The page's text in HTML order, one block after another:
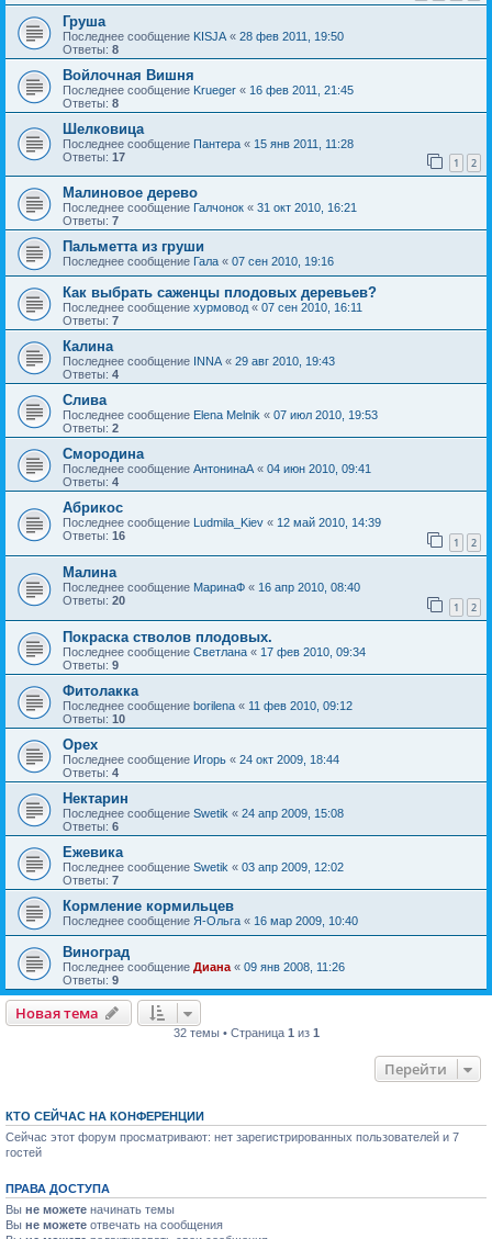
Груша
Последнее сообщение KISJA « 28 фев 2011, 19:50
Ответы: 8
Войлочная Вишня
Последнее сообщение Krueger « 16 фев 2011, 21:45
Ответы: 8
Шелковица
Последнее сообщение Пантера « 15 янв 2011, 11:28
Ответы: 17 1 2
Малиновое дерево
Последнее сообщение Галчонок « 31 окт 2010, 16:21
Ответы: 7
Пальметта из груши
Последнее сообщение Гала « 07 сен 2010, 19:16
Как выбрать саженцы плодовых деревьев?
Последнее сообщение хурмовод« 07 сен 2010, 16:11
Ответы: 7
Калина
Последнее сообщение INNA« 29 авг 2010, 19:43
Ответы: 4
Слива
Последнее сообщение Elena Melnik « 07 июл 2010, 19:53
Ответы: 2
Смородина
Последнее сообщение АнтонинаА« 04 июн 2010, 09:41
Ответы: 4
Абрикос
Последнее сообщение Ludmila_Kiev « 12 май 2010, 14:39
Ответы: 16 1 2
Малина
Последнее сообщение МаринаФ « 16 апр 2010, 08:40
Ответы: 20 1 2
Покраска стволов плодовых.
Последнее сообщение Светлана « 17 фев 2010, 09:34
Ответы: 9
Фитолакка
Последнее сообщение borilena « 11 фев 2010, 09:12
Ответы: 10
Орех
Последнее сообщение Игорь « 24 окт 2009, 18:44
Ответы: 4
Нектарин
Последнее сообщение Swetik « 24 апр 2009, 15:08
Ответы: 6
Ежевика
Последнее сообщение Swetik « 03 апр 2009, 12:02
Ответы: 7
Кормление кормильцев
Последнее сообщение Я-Ольга « 16 мар 2009, 10:40
Виноград
Последнее сообщение Диана « 09 янв 2008, 11:26
Ответы: 9
Новая тема
32 темы • Страница 1 из 1
Перейти
КТО СЕЙЧАС НА КОНФЕРЕНЦИИ
Сейчас этот форум просматривают: нет зарегистрированных пользователей и 7
гостей
ПРАВА ДОСТУПА
Вы не можете начинать темы
Вы не можете отвечать на сообщения